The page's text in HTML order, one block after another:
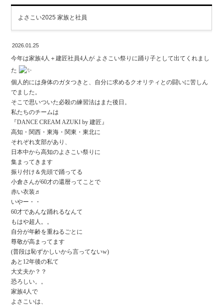
よさこい2025 家族と社員
2026.01.25
今年は家族4人＋建匠社員4人が よさこい祭りに踊り子として出てくれまし
た
個人的には身体のガタつきと、自分に求めるクオリティとの闘いに苦しん
でました。
そこで思いついた必殺の練習法はまた後日。
私たちのチームは
『DANCE CREAM AZUKI by 建匠』
高知・関西・東海・関東・東北に
それぞれ支部があり、
日本中から高知のよさこい祭りに
集まってきます
振り付け＆先頭で踊ってる
小倉さんが60才の還暦ってことで
赤い衣装♬
いやー・・
60才であんな踊れるなんて
もはや超人。。
自分が年齢を重ねるごとに
尊敬が高まってます
(普段は恥ずかしいから言ってないw)
あと12年後の私て
大丈夫か？？
恐ろしい。。
家族4人で
よさこいは、